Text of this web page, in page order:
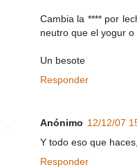
Cambia la **** por
neutro que el yogur o
Un besote
Responder
Anónimo 12/12/07
Y todo eso que
Responder